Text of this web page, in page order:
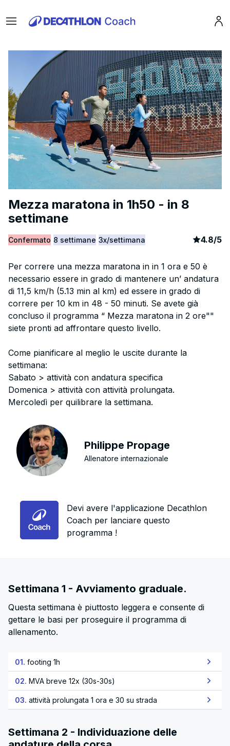
Menu
Mezza maratona in 1h50 - in 8
settimane
Confermato 8 settimane 3x/settimana article
4.8/5
Per correre una mezza maratona in in 1 ora e 50 è
necessario essere in grado di mantenere un’ andatura
di 11,5 km/h (5.13 min al km) ed essere in grado di
correre per 10 km in 48 - 50 minuti. Se avete già
concluso il programma “ Mezza maratona in 2 ore""
siete pronti ad affrontare questo livello.
Come pianificare al meglio le uscite durante la
settimana:
Sabato > attività con andatura specifica
Domenica > attività con attività prolungata.
Mercoledì per quilibrare la settimana.
Philippe Propage
Allenatore internazionale
Devi avere l'applicazione Decathlon
Coach per lanciare questo
programma !
Settimana 1 - Avviamento graduale.
Questa settimana è piuttosto leggera e consente di
gettare le basi per proseguire il programma di
allenamento.
01. footing 1h
02. MVA breve 12x (30s-30s)
03. attività prolungata 1 ora e 30 su strada
Settimana 2 - Individuazione delle